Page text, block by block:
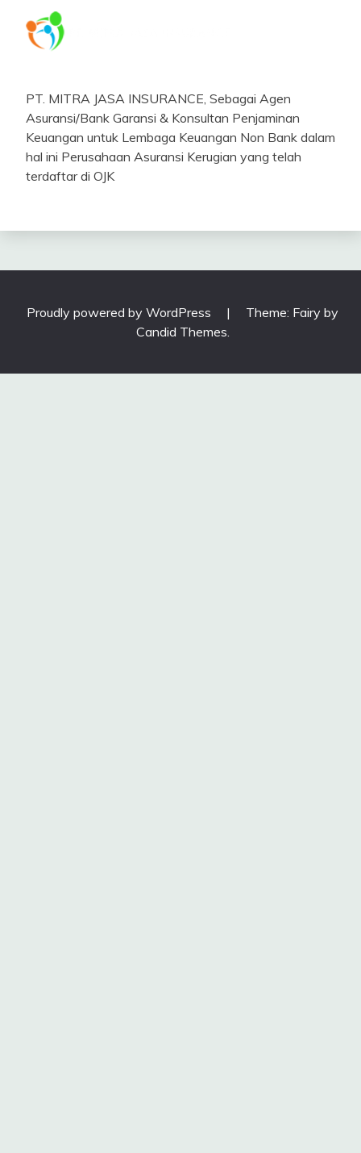
PT. MITRA JASA INSURANCE, Sebagai Agen
Asuransi/Bank Garansi & Konsultan Penjaminan
Keuangan untuk Lembaga Keuangan Non Bank dalam
hal ini Perusahaan Asuransi Kerugian yang telah
terdaftar di OJK
Proudly powered by WordPress |
Theme: Fairy by
Candid Themes.